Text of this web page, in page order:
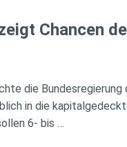
Chancen
die Bundesregierung
in die
6- bis …